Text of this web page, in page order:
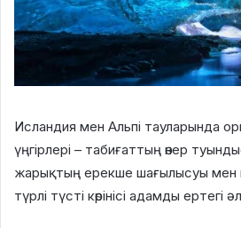
Исландия мен Альпі тауларында
үңгірлері – табиғаттың өнер
жарықтың ерекше шағылысуы мен
түрлі түсті көрінісі адамды ертегі